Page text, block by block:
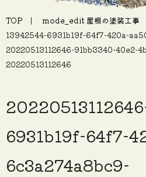
TOP mode_edit 屋根の塗装工事
13942544-6931b19f-64f7-420a-
20220513112646-91bb3340-40e2-
20220513112646
6931b19f-64f7-
6c3a274a8bc9-